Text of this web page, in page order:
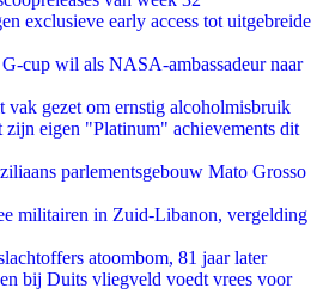
exclusieve early access tot uitgebreide
cup wil als NASA-ambassadeur naar
vak gezet om ernstig alcoholmisbruik
eigen "Platinum" achievements dit
parlementsgebouw Mato Grosso
militairen in Zuid-Libanon, vergelding
atoombom, 81 jaar later
bij Duits vliegveld voedt vrees voor